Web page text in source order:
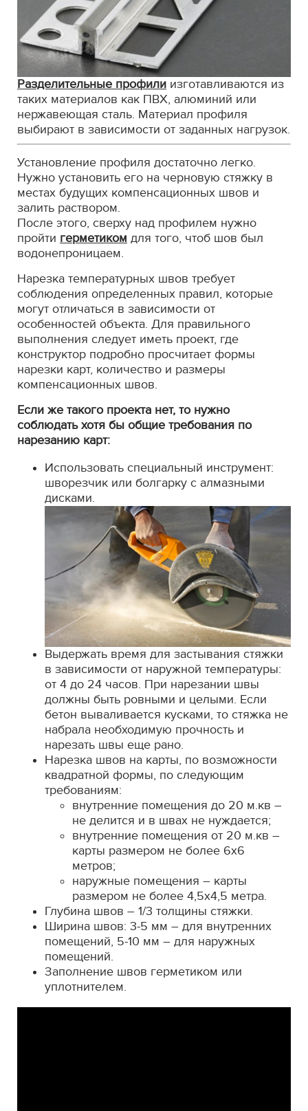
Разделительные профили изготавливаются из
таких материалов как ПВХ, алюминий или
нержавеющая сталь. Материал профиля
выбирают в зависимости от заданных нагрузок.
Установление профиля достаточно легко.
Нужно установить его на черновую стяжку в
местах будущих компенсационных швов и
залить раствором.
После этого, сверху над профилем нужно
пройти герметиком для того, чтоб шов был
водонепроницаем.
Нарезка температурных швов требует
соблюдения определенных правил, которые
могут отличаться в зависимости от
особенностей объекта. Для правильного
выполнения следует иметь проект, где
конструктор подробно просчитает формы
нарезки карт, количество и размеры
компенсационных швов.
Если же такого проекта нет, то нужно
соблюдать хотя бы общие требования по
нарезанию карт:
Использовать специальный инструмент:
шворезчик или болгарку с алмазными
дисками.
Выдержать время для застывания стяжки
в зависимости от наружной температуры:
от 4 до 24 часов. При нарезании швы
должны быть ровными и целыми. Если
бетон вываливается кусками, то стяжка не
набрала необходимую прочность и
нарезать швы еще рано.
Нарезка швов на карты, по возможности
квадратной формы, по следующим
требованиям:
внутренние помещения до 20 м.кв –
не делится и в швах не нуждается;
внутренние помещения от 20 м.кв –
карты размером не более 6х6
метров;
наружные помещения – карты
размером не более 4,5х4,5 метра.
Глубина швов – 1/3 толщины стяжки.
Ширина швов: 3-5 мм – для внутренних
помещений, 5-10 мм – для наружных
помещений.
Заполнение швов герметиком или
уплотнителем.